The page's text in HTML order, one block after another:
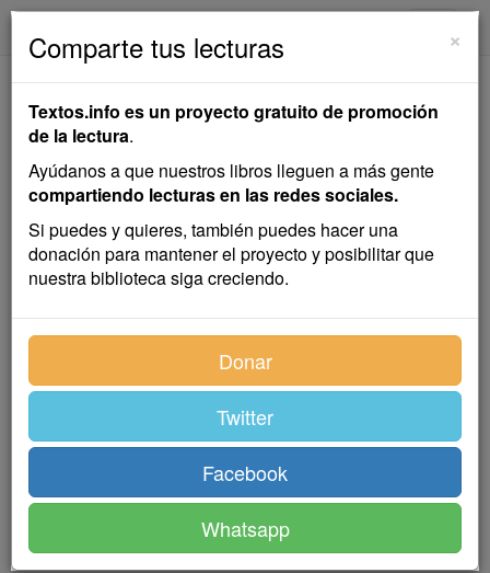
Decálogo para
Empezar a Escribir
Hoy
Una guía fácil y práctica para adquirir el hábito de la
escritura
Eduardo Robsy
Decálogo,Manual,Escritura
Índice
×
Comparte tus lecturas
Textos.info es un proyecto gratuito de promoción
de la lectura.
Ayúdanos a que nuestros libros lleguen a más gente
compartiendo lecturas en las redes sociales.
Si puedes y quieres, también puedes hacer una
donación para mantener el proyecto y posibilitar que
nuestra biblioteca siga creciendo.
Donar
Twitter
Facebook
Whatsapp